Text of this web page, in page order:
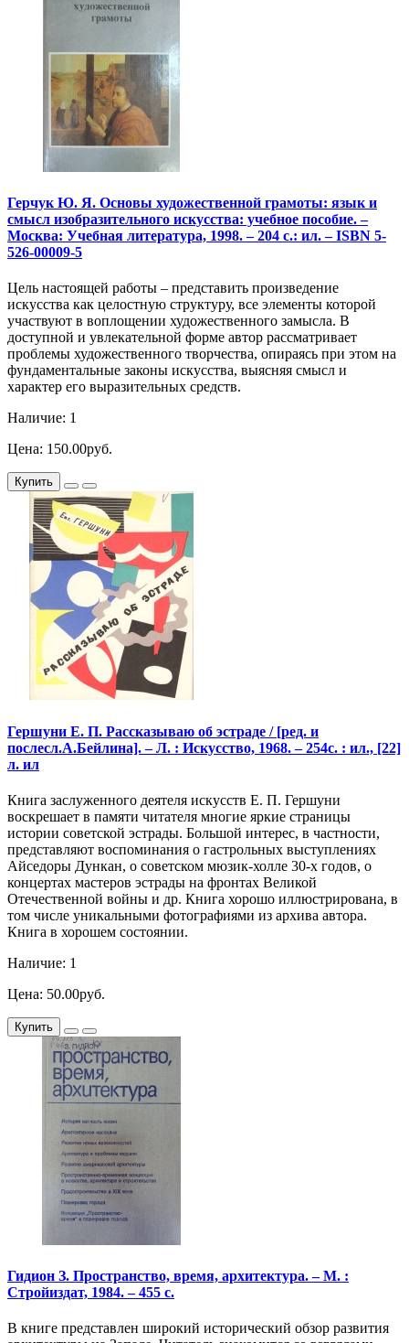
Герчук Ю. Я. Основы художественной грамоты: язык и
смысл изобразительного искусства: учебное пособие. –
Москва: Учебная литература, 1998. – 204 с.: ил. – ISBN 5-
526-00009-5
Цель настоящей работы – представить произведение
искусства как целостную структуру, все элементы которой
участвуют в воплощении художественного замысла. В
доступной и увлекательной форме автор рассматривает
проблемы художественного творчества, опираясь при этом на
фундаментальные законы искусства, выясняя смысл и
характер его выразительных средств.
Наличие: 1
Цена: 150.00руб.
Купить
Гершуни Е. П. Рассказываю об эстраде / [ред. и
послесл.А.Бейлина]. – Л. : Искусство, 1968. – 254с. : ил., [22]
л. ил
Книга заслуженного деятеля искусств Е. П. Гершуни
воскрешает в памяти читателя многие яркие страницы
истории советской эстрады. Большой интерес, в частности,
представляют воспоминания о гастрольных выступлениях
Айседоры Дункан, о советском мюзик-холле 30-х годов, о
концертах мастеров эстрады на фронтах Великой
Отечественной войны и др. Книга хорошо иллюстрирована, в
том числе уникальными фотографиями из архива автора.
Книга в хорошем состоянии.
Наличие: 1
Цена: 50.00руб.
Купить
Гидион З. Пространство, время, архитектура. – М. :
Стройиздат, 1984. – 455 с.
В книге представлен широкий исторический обзор развития